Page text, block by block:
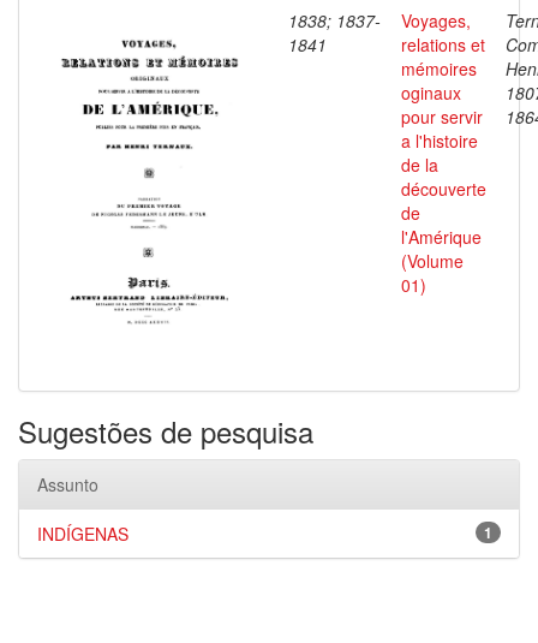
1838; 1837-
1841
Voyages,
relations et
mémoires
oginaux
pour servir
a l'histoire
de la
découverte
de
l'Amérique
(Volume
01)
Sugestões de pesquisa
Assunto
1
INDÍGENAS